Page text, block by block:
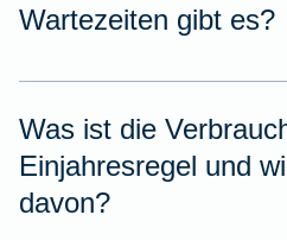
Wartezeiten gibt es?
Was ist die
Einjahresregel und
davon?